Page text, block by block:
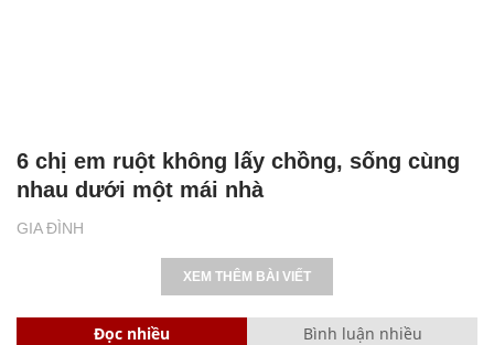
GIA ĐÌNH
6 chị em ruột không lấy chồng, sống cùng
nhau dưới một mái nhà
XEM THÊM BÀI VIẾT
Đọc nhiều Bình luận nhiều